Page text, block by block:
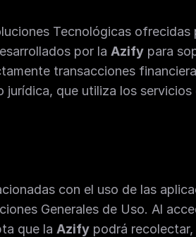
Tecnológicas ofrecidas
por la Azify para
transacciones
jurídica, que utiliza los servicios
Generales de Uso. Al
que la Azify podrá